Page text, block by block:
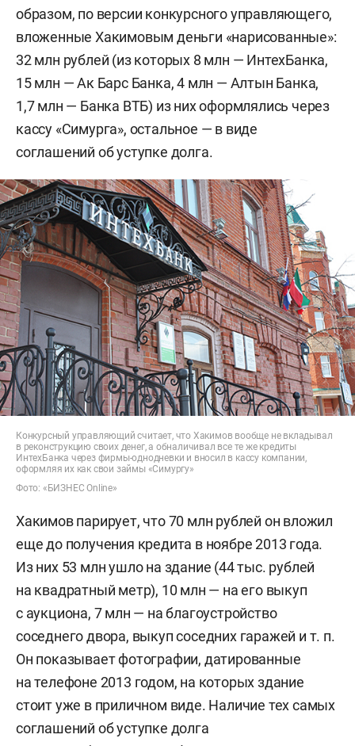
образом, по версии конкурсного управляющего,
вложенные Хакимовым деньги «нарисованные»:
32 млн рублей (из которых 8 млн — ИнтехБанка,
15 млн — Ак Барс Банка, 4 млн — Алтын Банка,
1,7 млн — Банка ВТБ) из них оформлялись через
кассу «Симурга», остальное — в виде
соглашений об уступке долга.
Конкурсный управляющий считает, что Хакимов вообще не вкладывал
в реконструкцию своих денег, а обналичивал все те же кредиты
ИнтехБанка через фирмы-однодневки и вносил в кассу компании,
оформляя их как свои займы «Симургу»
Фото: «БИЗНЕС Online»
Хакимов парирует, что 70 млн рублей он вложил
еще до получения кредита в ноябре 2013 года.
Из них 53 млн ушло на здание (44 тыс. рублей
на квадратный метр), 10 млн — на его выкуп
с аукциона, 7 млн — на благоустройство
соседнего двора, выкуп соседних гаражей и т. п.
Он показывает фотографии, датированные
на телефоне 2013 годом, на которых здание
стоит уже в приличном виде. Наличие тех самых
соглашений об уступке долга